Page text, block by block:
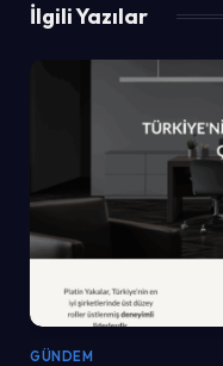
İlgili Yazılar
GÜNDEM